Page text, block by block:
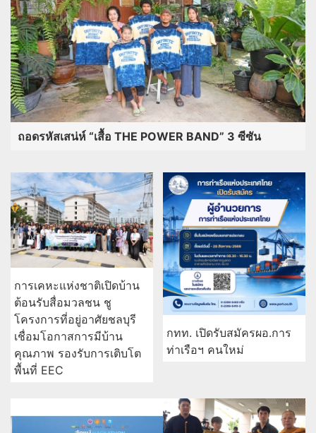
ถอดรหัสเสน่ห์ “เสื้อ THE POWER BAND” 3 ซีซัน
การเคหะแห่งชาติเปิดบ้าน
ต้อนรับสื่อมวลชน ชู
โครงการที่อยู่อาศัยชลบุรี
เชื่อมโอกาสการมีบ้าน
คุณภาพ รองรับการเติบโต
พื้นที่ EEC
กทท. เปิดรับสมัครผอ.การ
ท่าเรือฯ คนใหม่